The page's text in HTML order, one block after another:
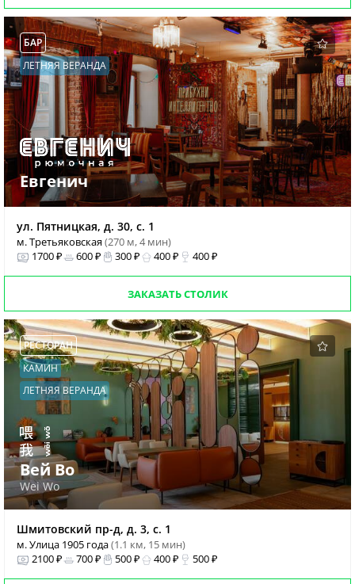
БАР
ЛЕТНЯЯ ВЕРАНДА
Евгенич
ул. Пятницкая, д. 30, с. 1
м. Третьяковская(270 м, 4 мин)
1700 ₽
600 ₽ 300 ₽ 400 ₽ 400 ₽
ЗАКАЗАТЬ СТОЛИК
РЕСТОРАН
КАМИН
ЛЕТНЯЯ ВЕРАНДА
Вей Во
Wei Wo
Шмитовский пр-д, д. 3, с. 1
м. Улица 1905 года(1.1 км, 15 мин)
2100 ₽
700 ₽ 500 ₽ 400 ₽ 500 ₽